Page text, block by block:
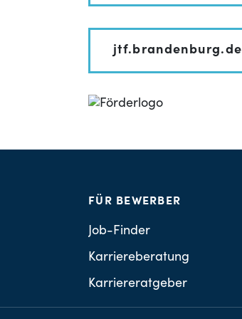
jtf.brandenburg.de
FÜR BEWERBER
Job-Finder
Karriereberatung
Karriereratgeber